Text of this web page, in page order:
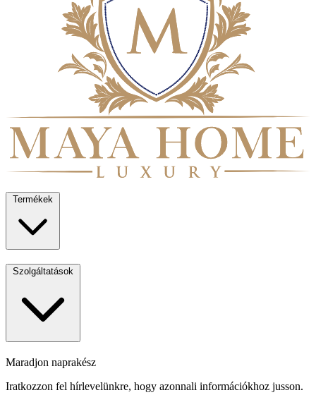
Termékek
Szolgáltatások
Maradjon naprakész
Iratkozzon fel hírlevelünkre, hogy azonnali információkhoz jusson.